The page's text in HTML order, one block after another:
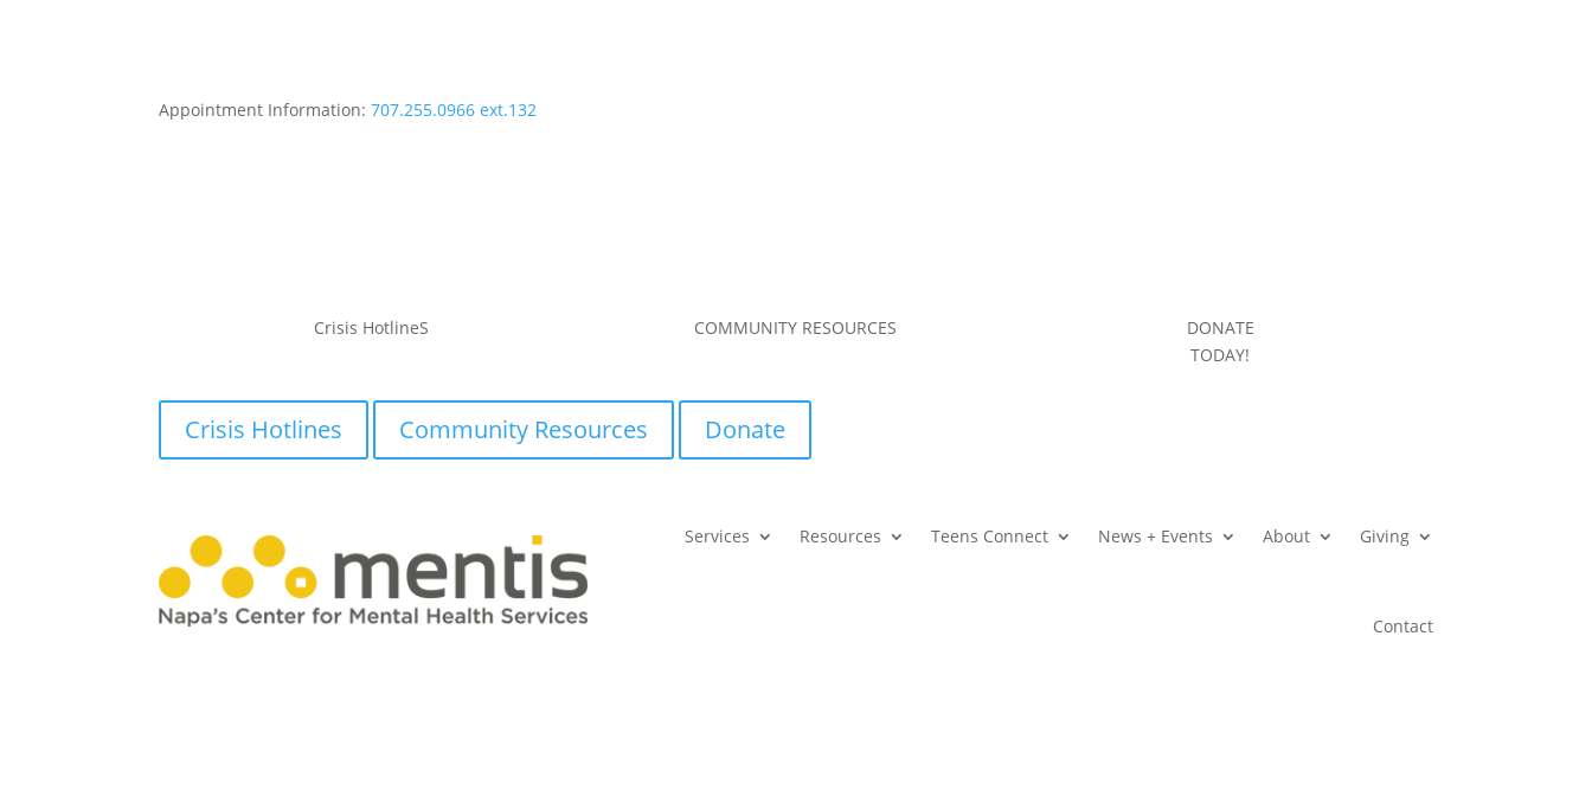
Appointment Information: 707.255.0966 ext.132
Crisis HotlineS COMMUNITY RESOURCES
DONATE
TODAY!
Crisis Hotlines Community Resources Donate
Services Resources Teens Connect News + Events About Giving
Contact